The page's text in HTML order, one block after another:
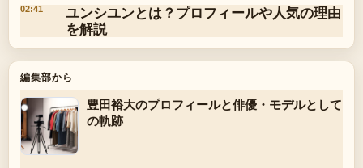
02:41
ユンシユンとは？プロフィールや人気の理由
を解説
編集部から
豊田裕大のプロフィールと俳優・モデルとして
の軌跡